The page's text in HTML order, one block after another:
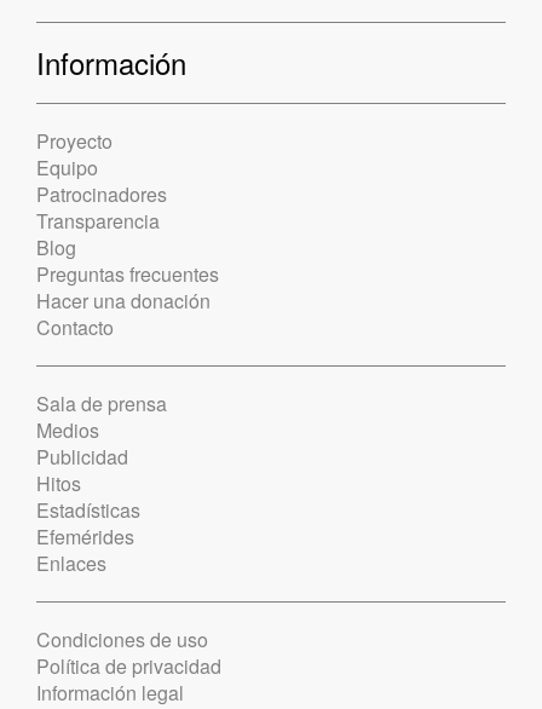
Información
Proyecto
Equipo
Patrocinadores
Transparencia
Blog
Preguntas frecuentes
Hacer una donación
Contacto
Sala de prensa
Medios
Publicidad
Hitos
Estadísticas
Efemérides
Enlaces
Condiciones de uso
Política de privacidad
Información legal